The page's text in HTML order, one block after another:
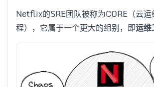
Netflix的SRE团队被称为CORE（云
程），它属于一个更大的组别，即运维